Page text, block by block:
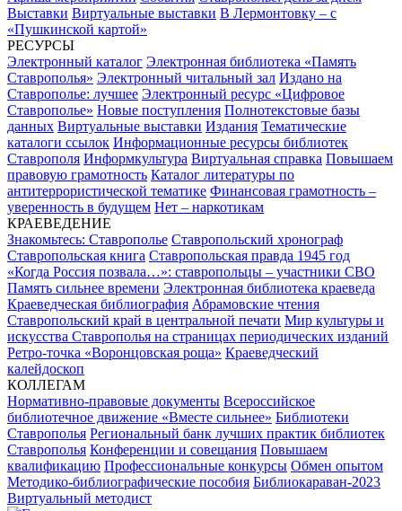
Выставки Виртуальные выставки В Лермонтовку – с
«Пушкинской картой»
РЕСУРСЫ
Электронный каталог Электронная библиотека «Память
Ставрополья» Электронный читальный зал Издано на
Ставрополье: лучшее Электронный ресурс «Цифровое
Ставрополье» Новые поступления Полнотекстовые базы
данных Виртуальные выставки Издания Тематические
каталоги ссылок Информационные ресурсы библиотек
Ставрополя Информкультура Виртуальная справка Повышаем
правовую грамотность Каталог литературы по
антитеррористической тематике Финансовая грамотность –
уверенность в будущем Нет – наркотикам
КРАЕВЕДЕНИЕ
Знакомьтесь: Ставрополье Ставропольский хронограф
Ставропольская книга Ставропольская правда 1945 год
«Когда Россия позвала…»: ставропольцы – участники СВО
Память сильнее времени Электронная библиотека краеведа
Краеведческая библиография Абрамовские чтения
Ставропольский край в центральной печати Мир культуры и
искусства Ставрополья на страницах периодических изданий
Ретро-точка «Воронцовская роща» Краеведческий
калейдоскоп
КОЛЛЕГАМ
Нормативно-правовые документы Всероссийское
библиотечное движение «Вместе сильнее» Библиотеки
Ставрополья Региональный банк лучших практик библиотек
Ставрополья Конференции и совещания Повышаем
квалификацию Профессиональные конкурсы Обмен опытом
Методико-библиографические пособия Библиокараван-2023
Виртуальный методист